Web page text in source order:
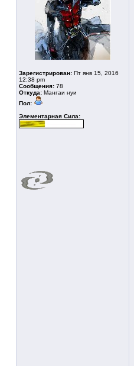
Зарегистрирован: Пт янв 15, 2016
12:38 pm
Сообщения: 78
Откуда: Мангаи нуи
Пол:
Элементарная Сила: